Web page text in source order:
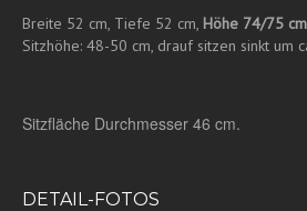
Breite 52 cm, Tiefe 52 cm, Höhe 74/75 cm
Sitzhöhe: 48-50 cm, drauf sitzen sinkt um
Sitzfläche Durchmesser 46 cm.
DETAIL-FOTOS